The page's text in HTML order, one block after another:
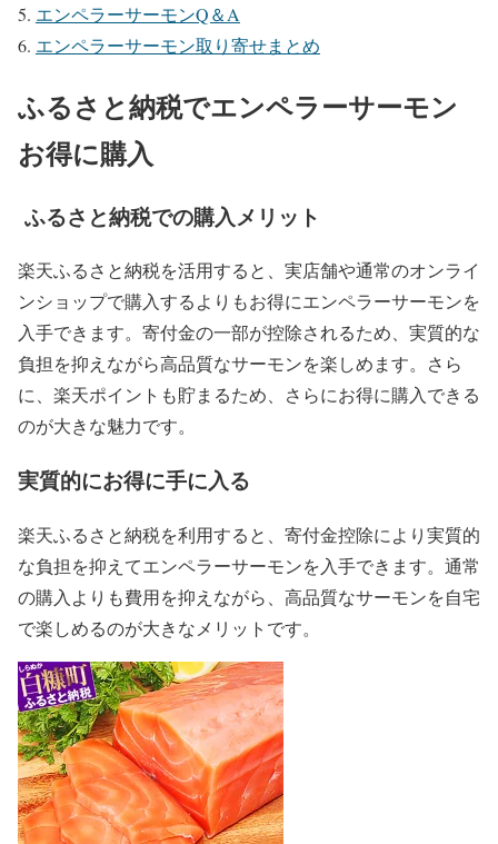
エンペラーサーモンQ＆A
エンペラーサーモン取り寄せまとめ
ふるさと納税でエンペラーサーモン
お得に購入
ふるさと納税での購入メリット
楽天ふるさと納税を活用すると、実店舗や通常のオンライ
ンショップで購入するよりもお得にエンペラーサーモンを
入手できます。寄付金の一部が控除されるため、実質的な
負担を抑えながら高品質なサーモンを楽しめます。さら
に、楽天ポイントも貯まるため、さらにお得に購入できる
のが大きな魅力です。
実質的にお得に手に入る
楽天ふるさと納税を利用すると、寄付金控除により実質的
な負担を抑えてエンペラーサーモンを入手できます。通常
の購入よりも費用を抑えながら、高品質なサーモンを自宅
で楽しめるのが大きなメリットです。